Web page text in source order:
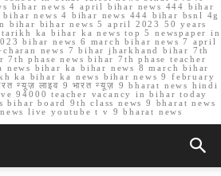
bihar news 4 april bihar news 444 bihar
news 4 bihar news 444 bihar bsnl 4g
bihar bihar news 5 april 2023 50 years
ka bihar ka news top 5 newspaper in
bihar news 6 march bihar news 7 april
news 7 bihar jharkhand bihar 7th
7th phase news bihar 7th phase teacher
news bihar ka bihar news 8 march bihar
ka bihar ka news bihar news 9 february
न्यूज़ लाइव 9 भारत न्यूज़ 9 bharat news hindi
94000 teacher vacancy in bihar today
bihar board 9th class news 9 bharat news
live youtube t v 9 bharat news